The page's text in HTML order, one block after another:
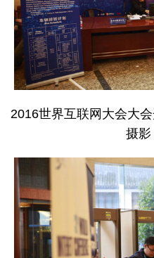
2016世界互联网大会大
摄影